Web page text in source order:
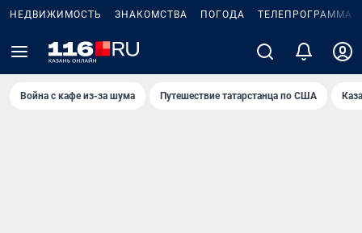
НЕДВИЖИМОСТЬ ЗНАКОМСТВА ПОГОДА ТЕЛЕПРОГРАММА
Война с кафе из-за шума Путешествие татарстанца по США